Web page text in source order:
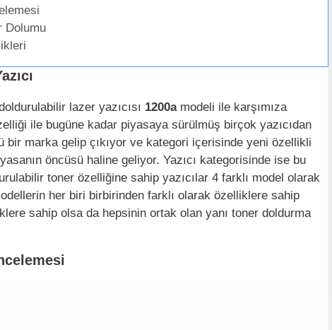
Dolumu
lazer yazıcısı 1200amodeli ile karşımıza
ile bugüne kadar piyasaya sürülmüş birçok yazıcıdan
bir marka gelip çıkıyor ve kategori içerisinde yeni özellikli
öncüsü haline geliyor. Yazıcı kategorisinde ise bu
toner özelliğine sahip yazıcılar 4 farklı model olarak
her biri birbirinden farklı olarak özelliklere sahip
sahip olsa da hepsinin ortak olan yanı toner doldurma